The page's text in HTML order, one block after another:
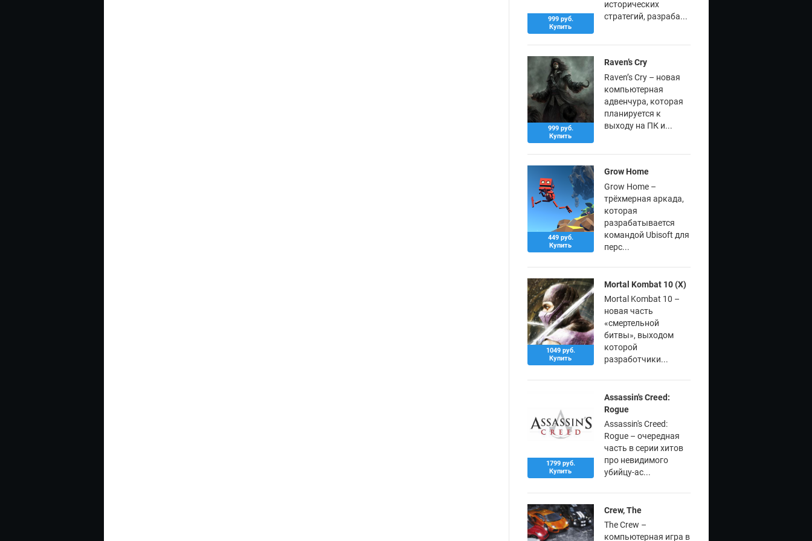
999 руб.
Купить
исторических
стратегий, разраба...
999 руб.
Купить
Raven’s Cry
Raven’s Cry – новая
компьютерная
адвенчура, которая
планируется к
выходу на ПК и...
449 руб.
Купить
Grow Home
Grow Home –
трёхмерная аркада,
которая
разрабатывается
командой Ubisoft для
перс...
1049 руб.
Купить
Mortal Kombat 10 (X)
Mortal Kombat 10 –
новая часть
«смертельной
битвы», выходом
которой
разработчики...
1799 руб.
Купить
Assassin's Creed:
Rogue
Assassin's Creed:
Rogue – очередная
часть в серии хитов
про невидимого
убийцу-ас...
Crew, The
The Crew –
компьютерная игра в